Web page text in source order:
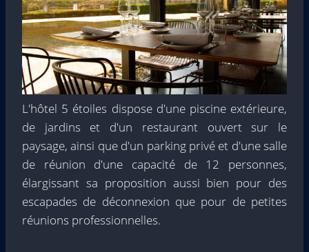
L'hôtel 5 étoiles dispose d'une piscine extérieure,
de jardins et d'un restaurant ouvert sur le
paysage, ainsi que d'un parking privé et d'une salle
de réunion d'une capacité de 12 personnes,
élargissant sa proposition aussi bien pour des
escapades de déconnexion que pour de petites
réunions professionnelles.